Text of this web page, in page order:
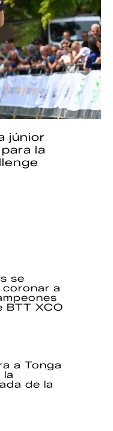
júnior
la
se
a
BTT XCO
a Tonga
la
de la